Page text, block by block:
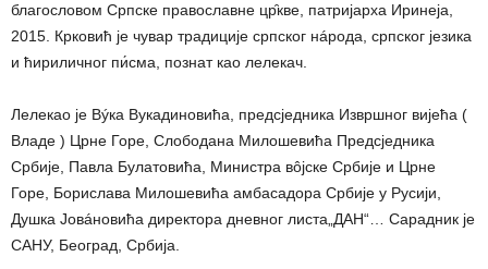
благословом Српске православне цр̑кве, патријарха Иринеја,
2015. Крковић је чувар традиције српског нáрода, српског језика
и ћириличног пи́сма, познат као лелекач.
Лелекао је Вýка Вукадиновића, предсједника Извршног вијећа (
Владе ) Црне Горе, Слободана Милошевића Предсједника
Србије, Павла Булатовића, Министра вôјске Србије и Црне
Горе, Борислава Милошевића амбасадора Србије у Русији,
Душка Јовáновића директора дневног листа„ДАН“… Сарадник је
САНУ, Београд, Србија.